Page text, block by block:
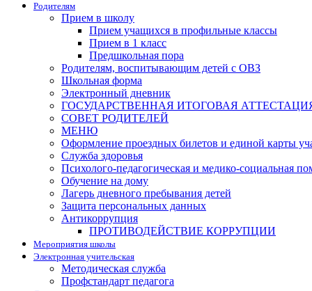
Родителям
Прием в школу
Прием учащихся в профильные классы
Прием в 1 класс
Предшкольная пора
Родителям, воспитывающим детей с ОВЗ
Школьная форма
Электронный дневник
ГОСУДАРСТВЕННАЯ ИТОГОВАЯ
СОВЕТ РОДИТЕЛЕЙ
МЕНЮ
Оформление проездных билетов и единой карты
Служба здоровья
Психолого-педагогическая и медико-социальная
Обучение на дому
Лагерь дневного пребывания детей
Защита персональных данных
Антикоррупция
ПРОТИВОДЕЙСТВИЕ КОРРУПЦИИ
Мероприятия школы
Электронная учительская
Методическая служба
Профстандарт педагога